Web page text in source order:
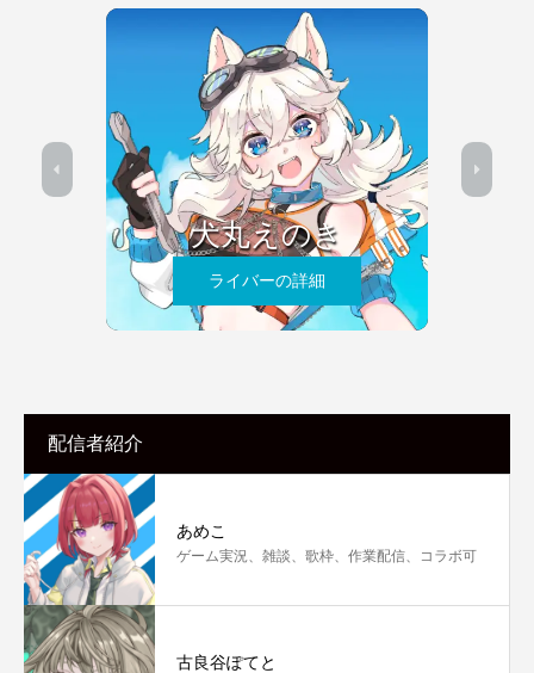
犬丸えのき
ライバーの詳細
配信者紹介
あめこ
ゲーム実況、雑談、歌枠、作業配信、コラボ可
古良谷ぽてと